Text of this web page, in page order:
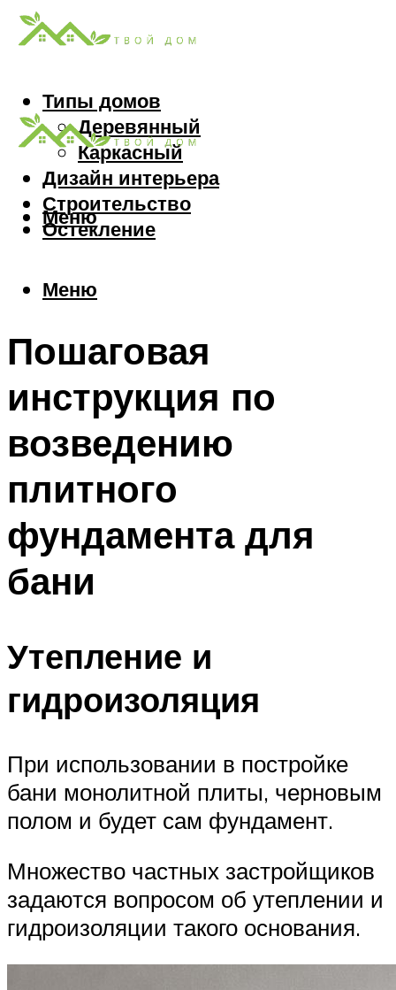
Типы домов
Деревянный
Каркасный
Дизайн интерьера
Строительство
Остекление
Меню
Меню
Пошаговая
инструкция по
возведению
плитного
фундамента для
бани
Утепление и
гидроизоляция
При использовании в постройке
бани монолитной плиты, черновым
полом и будет сам фундамент.
Множество частных застройщиков
задаются вопросом об утеплении и
гидроизоляции такого основания.